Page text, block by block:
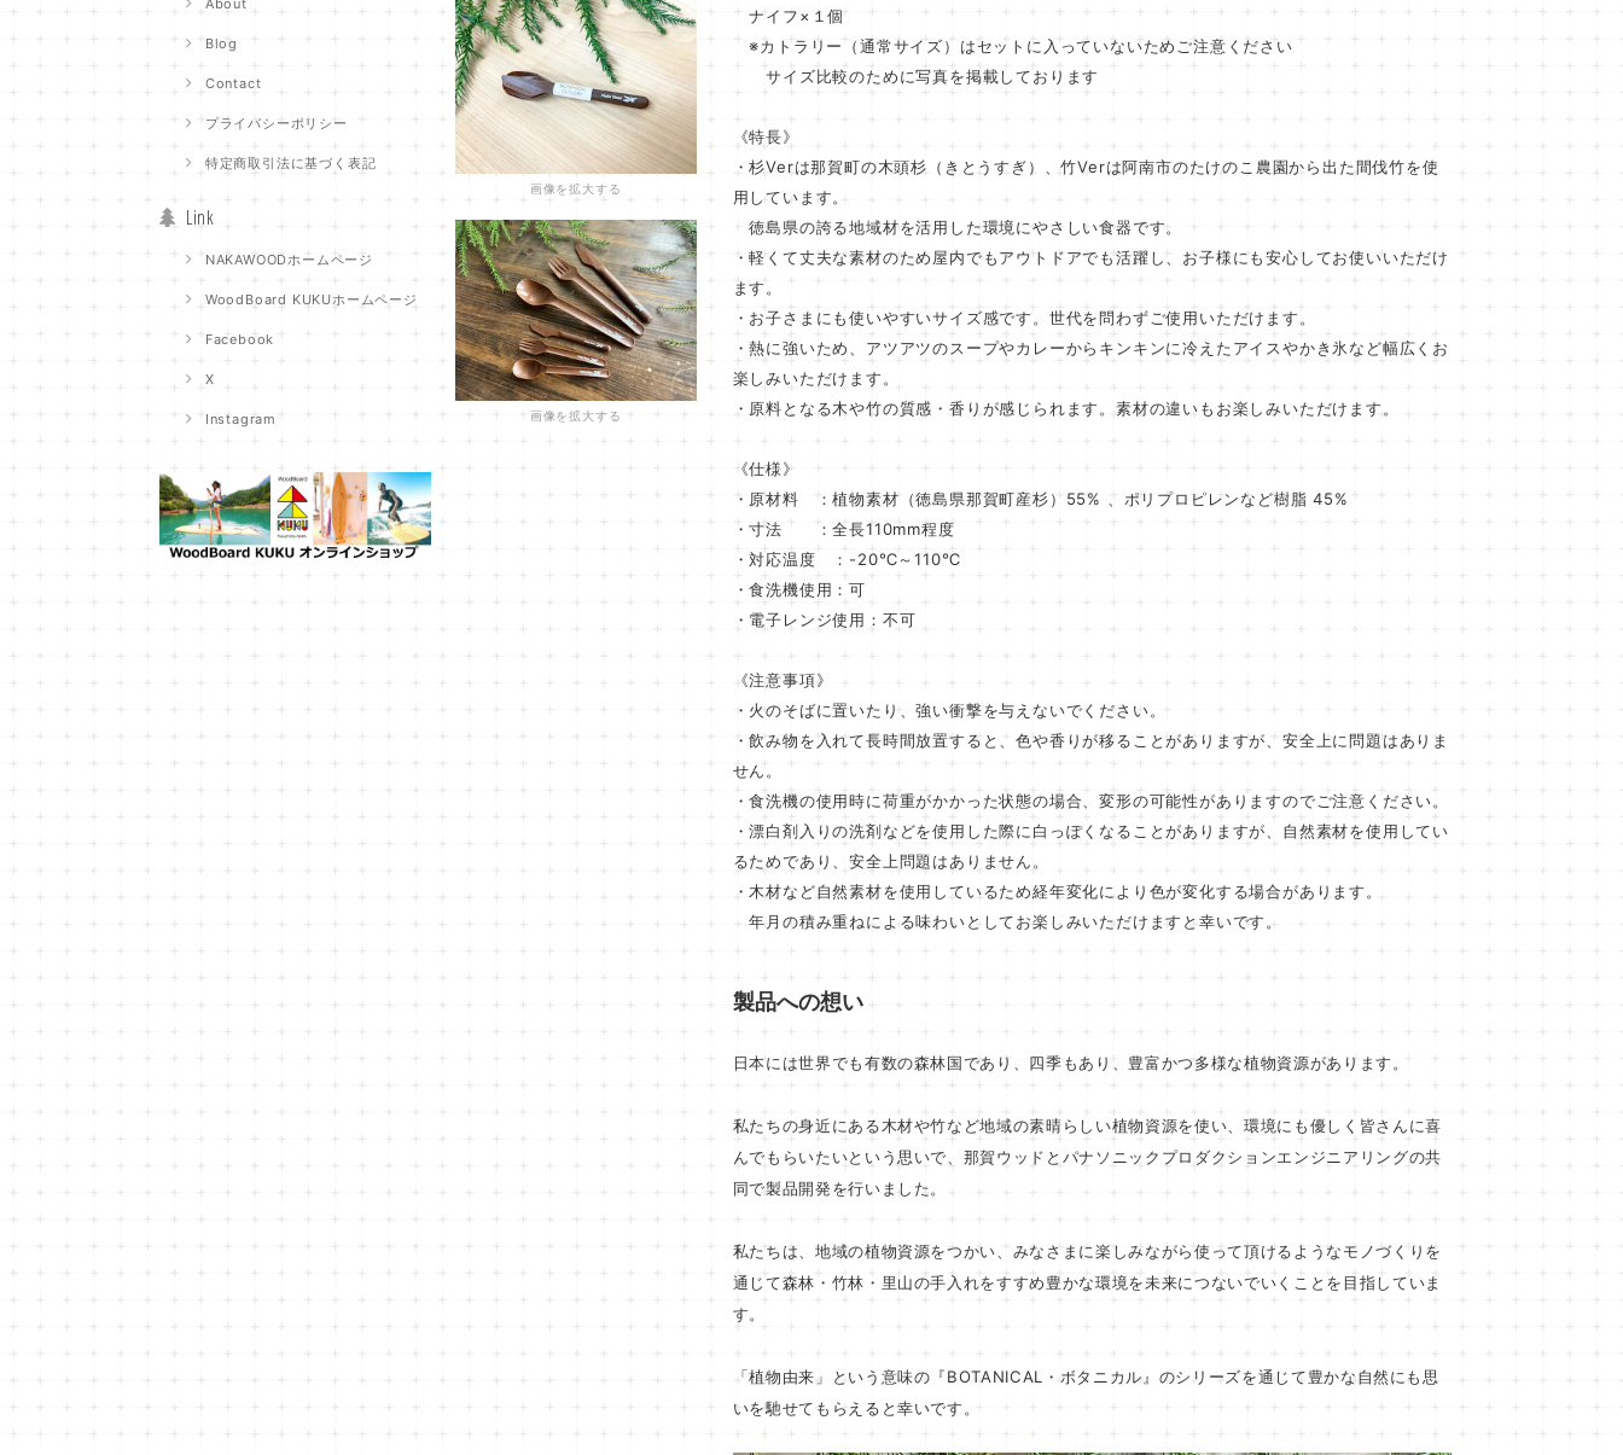
About
Blog
Contact
プライバシーポリシー
特定商取引法に基づく表記
Link
NAKAWOODホームページ
WoodBoard KUKUホームページ
Facebook
X
Instagram
画像を拡大する
画像を拡大する
ナイフ×１個
※カトラリー（通常サイズ）はセットに入っていないためご注意ください
サイズ比較のために写真を掲載しております
《特長》
・杉Verは那賀町の木頭杉（きとうすぎ）、竹Verは阿南市のたけのこ農園から出た間伐竹を使
用しています。
徳島県の誇る地域材を活用した環境にやさしい食器です。
・軽くて丈夫な素材のため屋内でもアウトドアでも活躍し、お子様にも安心してお使いいただけ
ます。
・お子さまにも使いやすいサイズ感です。世代を問わずご使用いただけます。
・熱に強いため、アツアツのスープやカレーからキンキンに冷えたアイスやかき氷など幅広くお
楽しみいただけます。
・原料となる木や竹の質感・香りが感じられます。素材の違いもお楽しみいただけます。
《仕様》
・原材料 ：植物素材（徳島県那賀町産杉）55% 、ポリプロピレンなど樹脂 45%
・寸法 ：全長110mm程度
・対応温度 ：-20℃～110℃
・食洗機使用：可
・電子レンジ使用：不可
《注意事項》
・火のそばに置いたり、強い衝撃を与えないでください。
・飲み物を入れて長時間放置すると、色や香りが移ることがありますが、安全上に問題はありま
せん。
・食洗機の使用時に荷重がかかった状態の場合、変形の可能性がありますのでご注意ください。
・漂白剤入りの洗剤などを使用した際に白っぽくなることがありますが、自然素材を使用してい
るためであり、安全上問題はありません。
・木材など自然素材を使用しているため経年変化により色が変化する場合があります。
年月の積み重ねによる味わいとしてお楽しみいただけますと幸いです。
製品への想い
日本には世界でも有数の森林国であり、四季もあり、豊富かつ多様な植物資源があります。
私たちの身近にある木材や竹など地域の素晴らしい植物資源を使い、環境にも優しく皆さんに喜
んでもらいたいという思いで、那賀ウッドとパナソニックプロダクションエンジニアリングの共
同で製品開発を行いました。
私たちは、地域の植物資源をつかい、みなさまに楽しみながら使って頂けるようなモノづくりを
通じて森林・竹林・里山の手入れをすすめ豊かな環境を未来につないでいくことを目指していま
す。
「植物由来」という意味の『BOTANICAL・ボタニカル』のシリーズを通じて豊かな自然にも思
いを馳せてもらえると幸いです。